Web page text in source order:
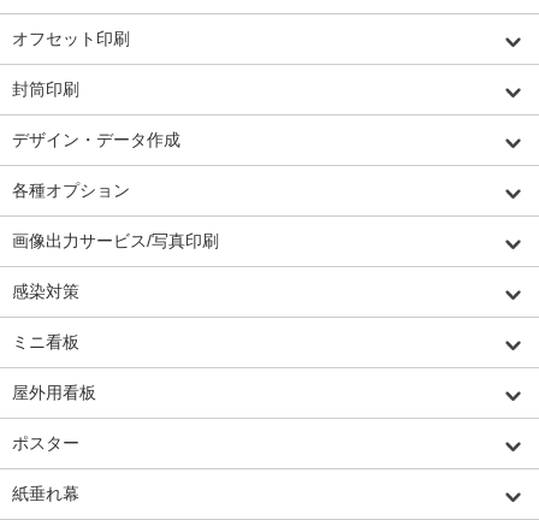
オフセット印刷
封筒印刷
デザイン・データ作成
各種オプション
画像出力サービス/写真印刷
感染対策
ミニ看板
屋外用看板
ポスター
紙垂れ幕